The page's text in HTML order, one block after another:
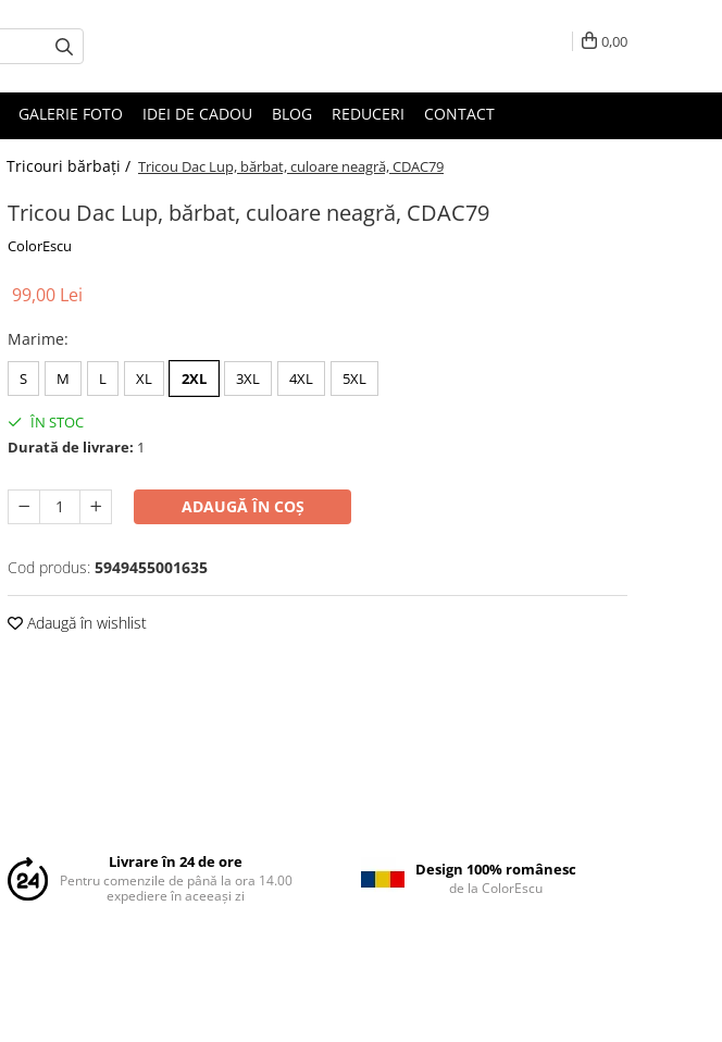
0,00
GALERIE FOTO IDEI DE CADOU BLOG REDUCERI CONTACT
Tricouri bărbați / Tricou Dac Lup, bărbat, culoare neagră, CDAC79
Tricou Dac Lup, bărbat, culoare neagră, CDAC79
ColorEscu
99,00 Lei
Marime:
S M L XL 2XL 3XL 4XL 5XL
ÎN STOC
Durată de livrare: 1
ADAUGĂ ÎN COȘ
Cod produs: 5949455001635
Adaugă în wishlist
Livrare în 24 de ore
Pentru comenzile de până la ora 14.00
expediere în aceeași zi
Design 100% românesc
de la ColorEscu